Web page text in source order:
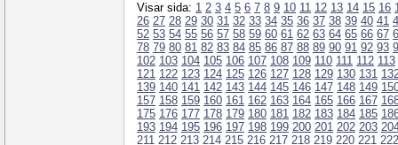
Visar sida: 1 2 3 4 5 6 7 8 9 10 11 12 13 14 15 16
26 27 28 29 30 31 32 33 34 35 36 37 38 39 40 41
52 53 54 55 56 57 58 59 60 61 62 63 64 65 66 67
78 79 80 81 82 83 84 85 86 87 88 89 90 91 92 93
102 103 104 105 106 107 108 109 110 111 112 113
121 122 123 124 125 126 127 128 129 130 131
139 140 141 142 143 144 145 146 147 148 149
157 158 159 160 161 162 163 164 165 166 167
175 176 177 178 179 180 181 182 183 184 185
193 194 195 196 197 198 199 200 201 202 203
211 212 213 214 215 216 217 218 219 220 221 222